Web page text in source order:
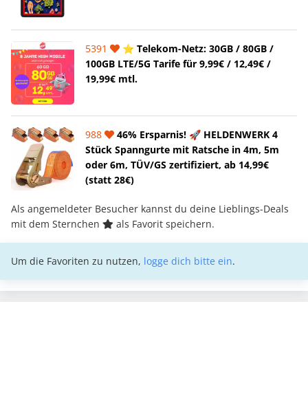
5391
⭐️ Telekom-Netz: 30GB / 80GB /
100GB LTE/5G Tarife für 9,99€ / 12,49€ /
19,99€ mtl.
988
46% Ersparnis! 🚀 HELDENWERK 4
Stück Spanngurte mit Ratsche in 4m, 5m
oder 6m, TÜV/GS zertifiziert, ab 14,99€
(statt 28€)
Als angemeldeter Besucher kannst du deine Lieblings-Deals
mit dem Sternchen
als Favorit speichern.
Um die Favoriten zu nutzen, logge dich bitte ein.